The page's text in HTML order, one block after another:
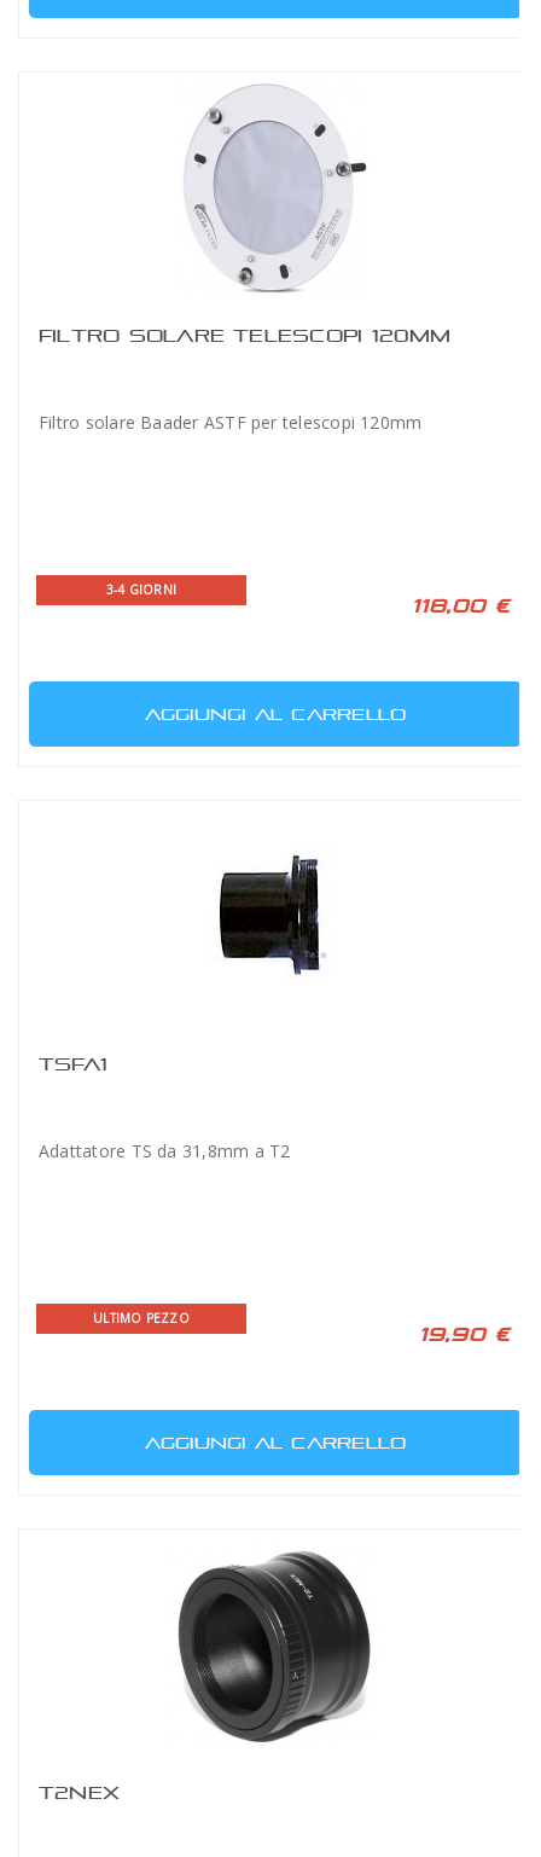
FILTRO SOLARE TELESCOPI 120MM
Filtro solare Baader ASTF per telescopi 120mm
3-4 GIORNI
118,00 €
AGGIUNGI AL CARRELLO
TSFA1
Adattatore TS da 31,8mm a T2
ULTIMO PEZZO
19,90 €
AGGIUNGI AL CARRELLO
T2NEX